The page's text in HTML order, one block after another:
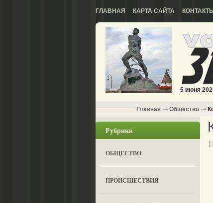
ГЛАВНАЯ КАРТА САЙТА КОНТАКТЫ
5 июня
Главная Общество
Рубрики
ОБЩЕСТВО
ПРОИСШЕСТВИЯ